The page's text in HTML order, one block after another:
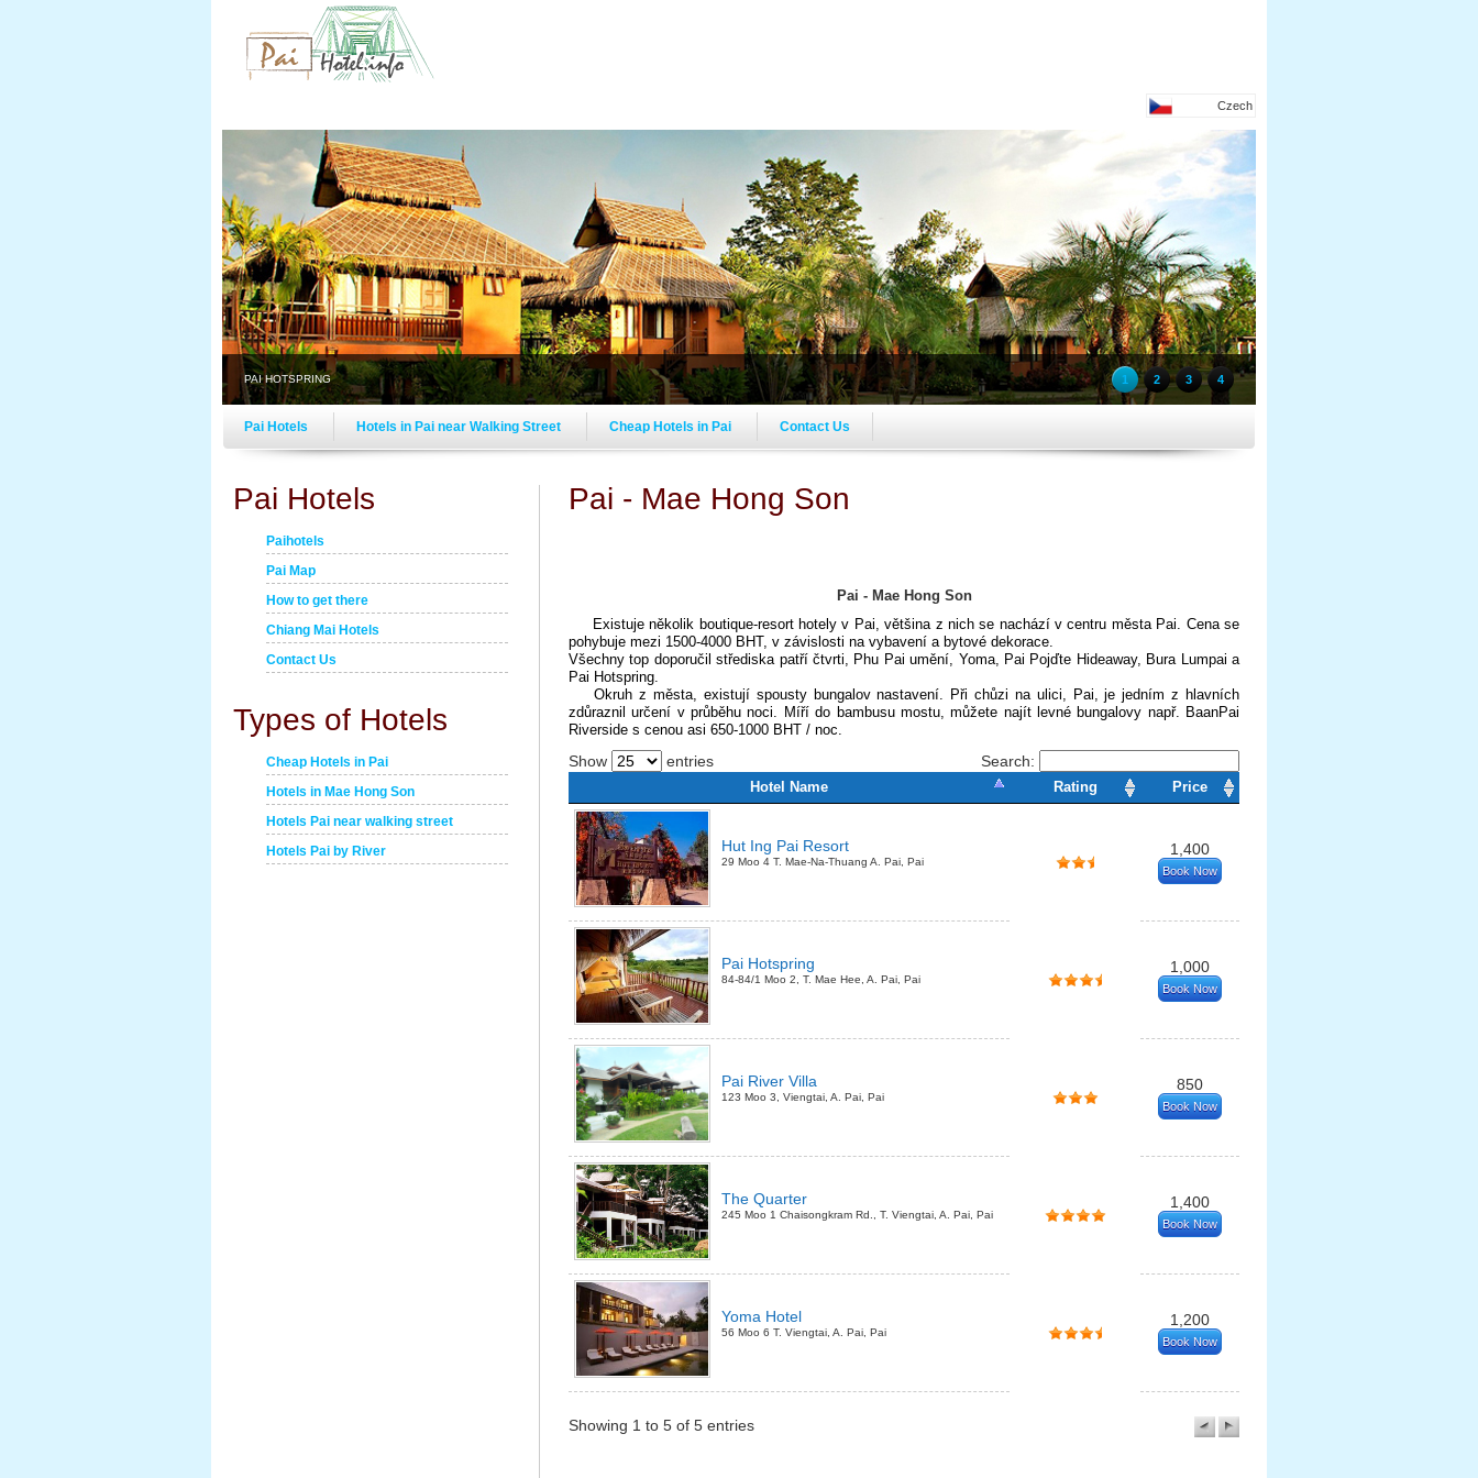
Czech
PAI HOTSPRING 1 2 3 4
Pai Hotels Hotels in Pai near Walking Street Cheap Hotels in Pai Contact Us
Pai Hotels
Paihotels
Pai Map
How to get there
Chiang Mai Hotels
Contact Us
Types of Hotels
Cheap Hotels in Pai
Hotels in Mae Hong Son
Hotels Pai near walking street
Hotels Pai by River
Pai - Mae Hong Son
Pai - Mae Hong Son
Existuje několik boutique-resort hotely v Pai, většina z nich se nachází v centru města Pai. Cena se
pohybuje mezi 1500-4000 BHT, v závislosti na vybavení a bytové dekorace.
Všechny top doporučil střediska patří čtvrti, Phu Pai umění, Yoma, Pai Pojďte Hideaway, Bura Lumpai a
Pai Hotspring.
Okruh z města, existují spousty bungalov nastavení. Při chůzi na ulici, Pai, je jedním z hlavních
zdůraznil určení v průběhu noci. Míří do bambusu mostu, můžete najít levné bungalovy např. BaanPai
Riverside s cenou asi 650-1000 BHT / noc.
Show entries Search:
Hotel Name Rating Price
Hut Ing Pai Resort
29 Moo 4 T. Mae-Na-Thuang A. Pai, Pai
1,400
Book Now
Pai Hotspring
84-84/1 Moo 2, T. Mae Hee, A. Pai, Pai
1,000
Book Now
Pai River Villa
123 Moo 3, Viengtai, A. Pai, Pai
850
Book Now
The Quarter
245 Moo 1 Chaisongkram Rd., T. Viengtai, A. Pai, Pai
1,400
Book Now
Yoma Hotel
56 Moo 6 T. Viengtai, A. Pai, Pai
1,200
Book Now
Showing 1 to 5 of 5 entries